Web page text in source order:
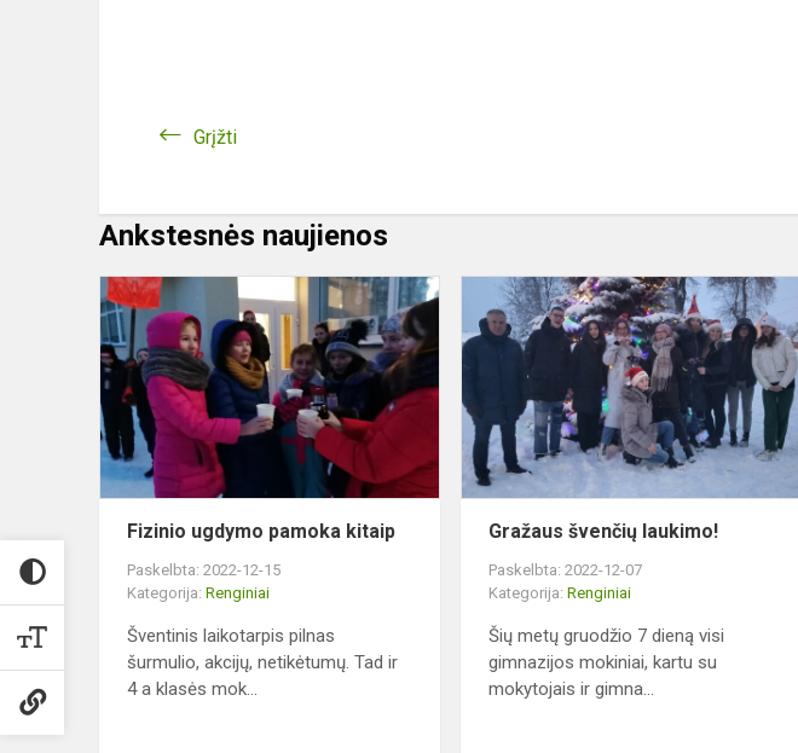
Grįžti
Ankstesnės naujienos
Fizinio
ugdymo
pamoka
Fizinio ugdymo pamoka kitaip
Paskelbta: 2022-12-15
Kategorija: Renginiai
Šventinis laikotarpis pilnas
šurmulio, akcijų, netikėtumų. Tad ir
4 a klasės mok...
Gražaus švenčių laukimo!
Paskelbta: 2022-12-07
Kategorija:Renginiai
Šių metų gruodžio 7 dieną visi
gimnazijos mokiniai, kartu su
mokytojais ir gimna...